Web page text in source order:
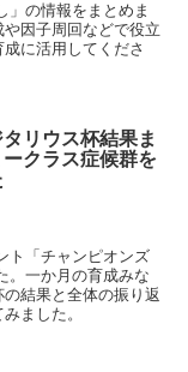
」の情報をまとめま
因子周回などで役立
に活用してくださ
タリウス杯結果ま
クラス症候群を
ト「チャンピオンズ
。一か月の育成みな
結果と全体の振り返
ました。